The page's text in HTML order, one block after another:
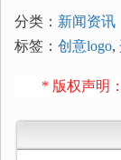
分类： 新闻资讯
标签： 创意logo,
* 版权声明